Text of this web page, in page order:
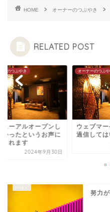
HOME オーナーのつぶやき
RELATED POST
ーのつぶやき
ューアルオープンし
かったというお声に
されます
2024年9月30日
オーナーのつぶや
ウェブマ
過信して
努力